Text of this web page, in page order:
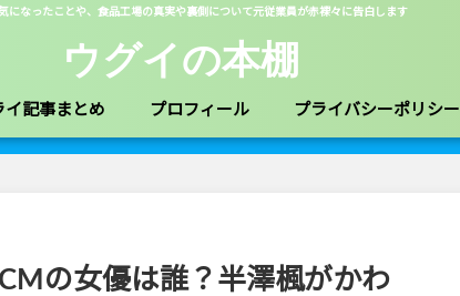
になったことや、食品工場の真実や裏側について元従業員が赤裸々に告白します
ウグイの本棚
イ記事まとめ プロフィール プライバシーポリシー
の女優は誰？半澤楓がかわ